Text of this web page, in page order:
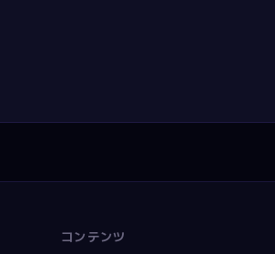
コンテンツ